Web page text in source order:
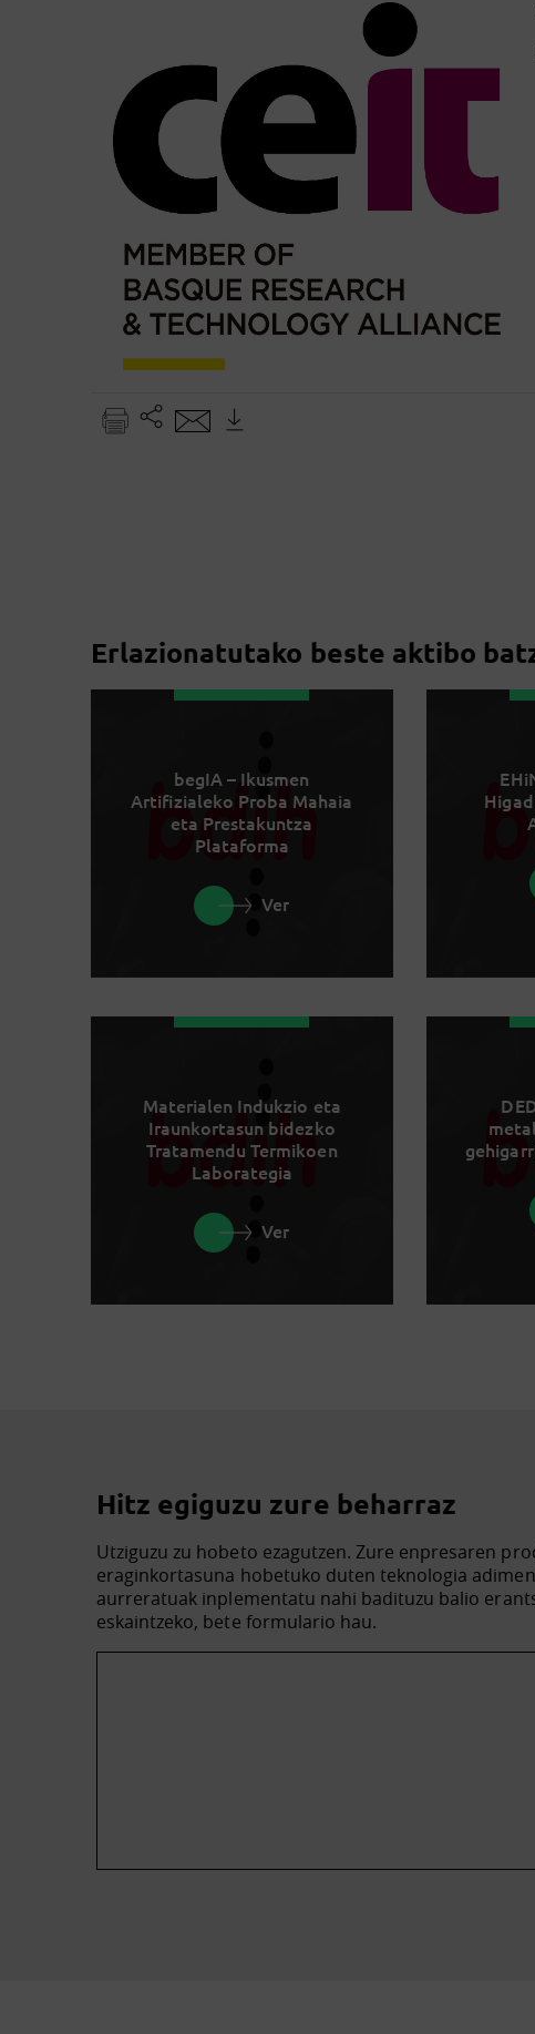
Erlazionatutako beste aktibo
begIA – Ikusmen
Artifizialeko Proba Mahaia
eta Prestakuntza
Plataforma
Ver
Materialen Indukzio eta
Iraunkortasun bidezko
Tratamendu Termikoen
Laborategia
Ver
Hitz egiguzu zure beharraz
Utziguzu zu hobeto ezagutzen. Zure enpresaren
eraginkortasuna hobetuko duten teknologia
aurreratuak inplementatu nahi badituzu balio
eskaintzeko, bete formulario hau.